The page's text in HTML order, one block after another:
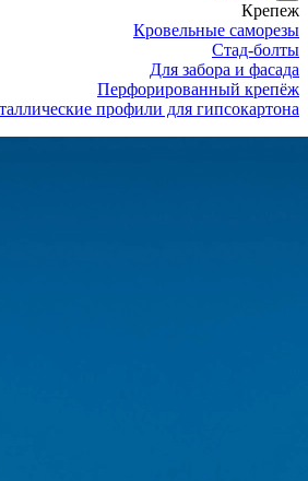
Крепеж
Кровельные саморезы
Стад-болты
Для забора и фасада
Перфорированный крепёж
профили для гипсокартона